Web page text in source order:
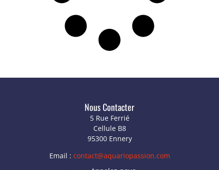
Nous Contacter
5 Rue Ferrié
Cellule B8
95300 Ennery
Email : contact@aquariopassion.com